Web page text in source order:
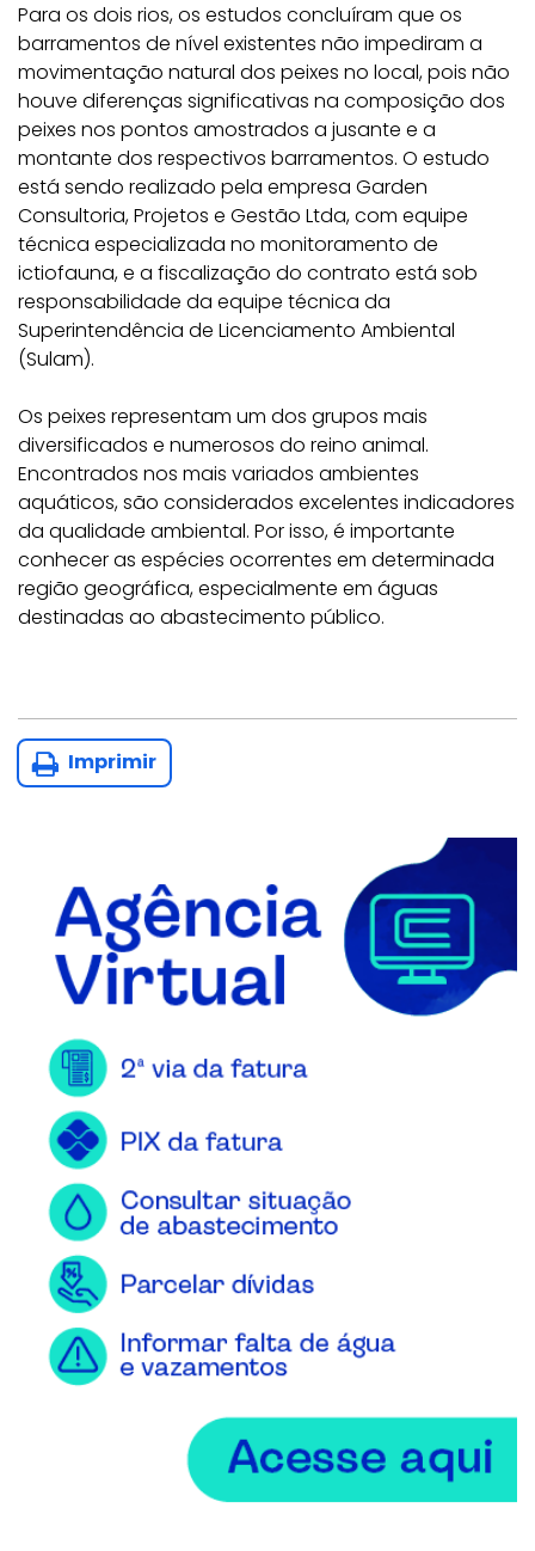
Para os dois rios, os estudos concluíram que os
barramentos de nível existentes não impediram a
movimentação natural dos peixes no local, pois não
houve diferenças significativas na composição dos
peixes nos pontos amostrados a jusante e a
montante dos respectivos barramentos. O estudo
está sendo realizado pela empresa Garden
Consultoria, Projetos e Gestão Ltda, com equipe
técnica especializada no monitoramento de
ictiofauna, e a fiscalização do contrato está sob
responsabilidade da equipe técnica da
Superintendência de Licenciamento Ambiental
(Sulam).
Os peixes representam um dos grupos mais
diversificados e numerosos do reino animal.
Encontrados nos mais variados ambientes
aquáticos, são considerados excelentes indicadores
da qualidade ambiental. Por isso, é importante
conhecer as espécies ocorrentes em determinada
região geográfica, especialmente em águas
destinadas ao abastecimento público.
Imprimir